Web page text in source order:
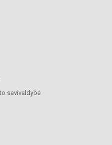
savivaldybė